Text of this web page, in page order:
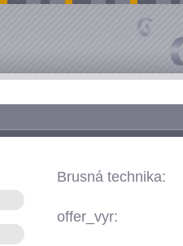
Brusná technika:
offer_vyr: